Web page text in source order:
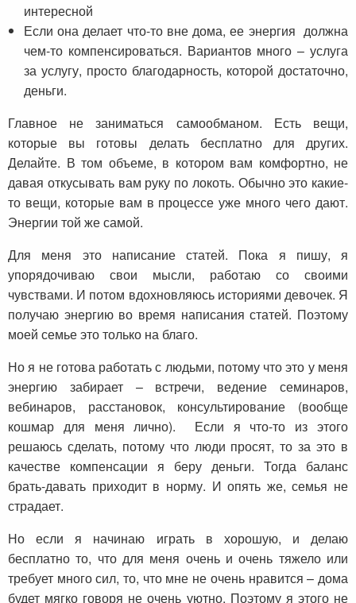
интересной
Если она делает что-то вне дома, ее энергия должна
чем-то компенсироваться. Вариантов много – услуга
за услугу, просто благодарность, которой достаточно,
деньги.
Главное не заниматься самообманом. Есть вещи,
которые вы готовы делать бесплатно для других.
Делайте. В том объеме, в котором вам комфортно, не
давая откусывать вам руку по локоть. Обычно это какие-
то вещи, которые вам в процессе уже много чего дают.
Энергии той же самой.
Для меня это написание статей. Пока я пишу, я
упорядочиваю свои мысли, работаю со своими
чувствами. И потом вдохновляюсь историями девочек. Я
получаю энергию во время написания статей. Поэтому
моей семье это только на благо.
Но я не готова работать с людьми, потому что это у меня
энергию забирает – встречи, ведение семинаров,
вебинаров, расстановок, консультирование (вообще
кошмар для меня лично). Если я что-то из этого
решаюсь сделать, потому что люди просят, то за это в
качестве компенсации я беру деньги. Тогда баланс
брать-давать приходит в норму. И опять же, семья не
страдает.
Но если я начинаю играть в хорошую, и делаю
бесплатно то, что для меня очень и очень тяжело или
требует много сил, то, что мне не очень нравится – дома
будет мягко говоря не очень уютно. Поэтому я этого не